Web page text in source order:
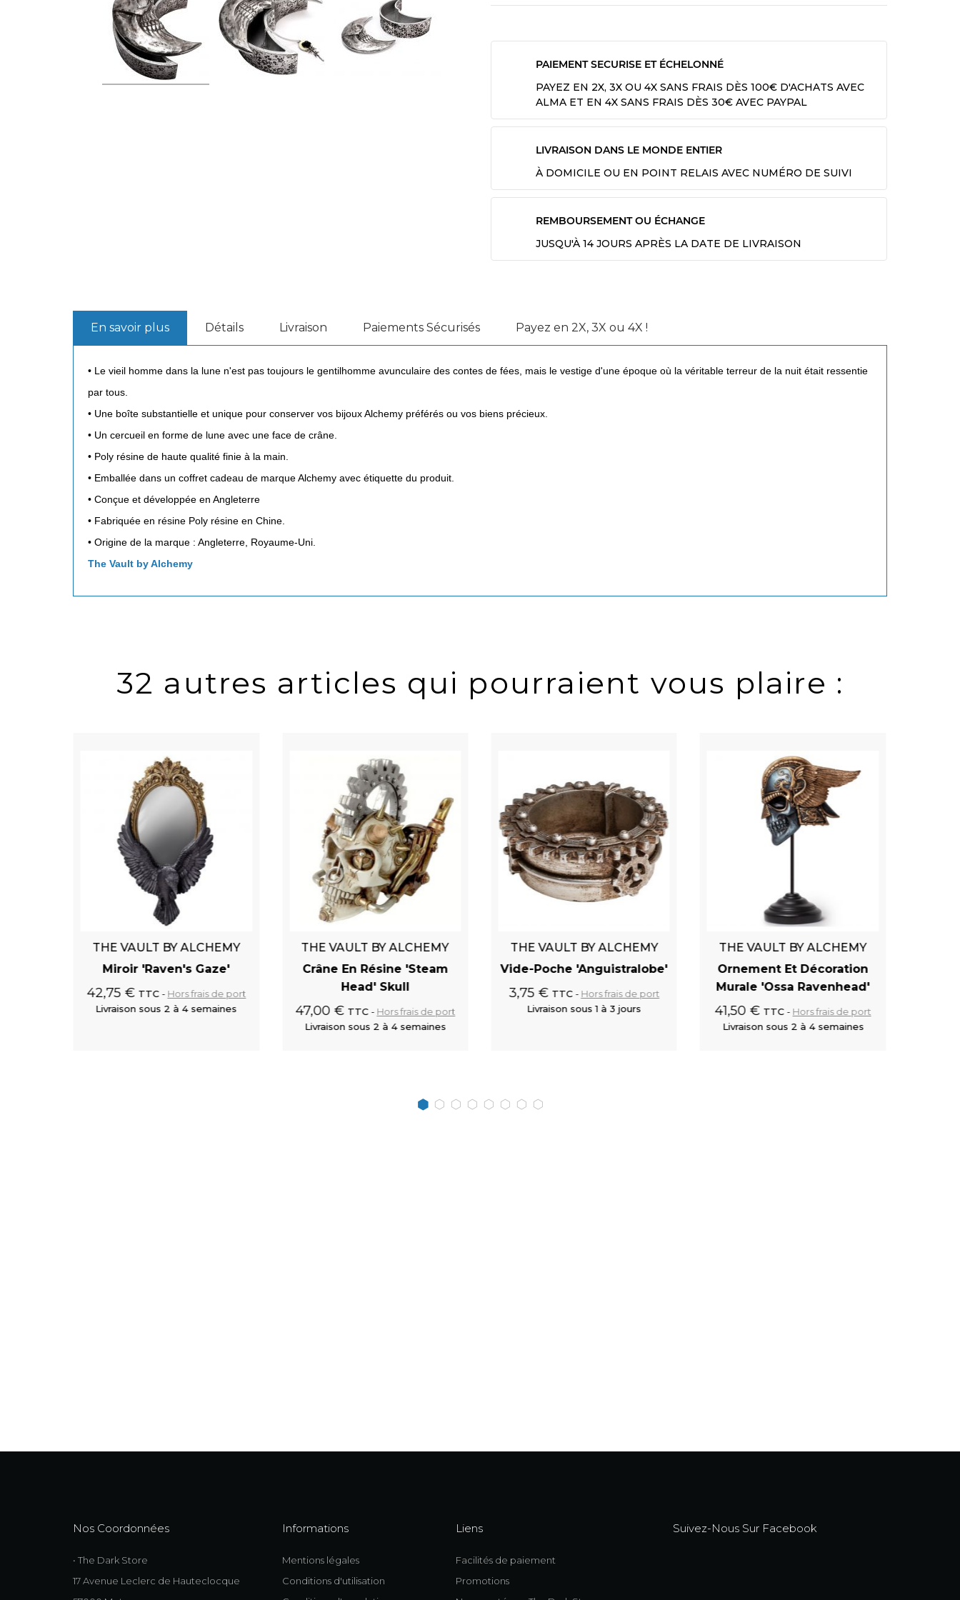
PAIEMENT SECURISE ET ÉCHELONNÉ
PAYEZ EN 2X, 3X OU 4X SANS FRAIS DÈS 100€ D'ACHATS AVEC
ALMA ET EN 4X SANS FRAIS DÈS 30€ AVEC PAYPAL
LIVRAISON DANS LE MONDE ENTIER
À DOMICILE OU EN POINT RELAIS AVEC NUMÉRO DE SUIVI
REMBOURSEMENT OU ÉCHANGE
JUSQU'À 14 JOURS APRÈS LA DATE DE LIVRAISON
En savoir plus Détails Livraison Paiements Sécurisés Payez en 2X, 3X ou 4X !
• Le vieil homme dans la lune n'est pas toujours le gentilhomme avunculaire des contes de fées, mais le vestige d'une époque où la véritable terreur de la nuit était ressentie
par tous.
• Une boîte substantielle et unique pour conserver vos bijoux Alchemy préférés ou vos biens précieux.
• Un cercueil en forme de lune avec une face de crâne.
• Poly résine de haute qualité finie à la main.
• Emballée dans un coffret cadeau de marque Alchemy avec étiquette du produit.
• Conçue et développée en Angleterre
• Fabriquée en résine Poly résine en Chine.
• Origine de la marque : Angleterre, Royaume-Uni.
The Vault by Alchemy
32 autres articles qui pourraient vous plaire :
THE VAULT BY ALCHEMY
Miroir 'Raven's Gaze'
42,75 € TTC
Hors frais de port
Livraison sous 2 à 4 semaines
THE VAULT BY ALCHEMY
Crâne En Résine 'Steam
Head' Skull
47,00 € TTC
Hors frais de port
Livraison sous 2 à 4 semaines
THE VAULT BY ALCHEMY
Vide-Poche 'Anguistralobe'
3,75 € TTC
Hors frais de port
Livraison sous 1 à 3 jours
THE VAULT BY ALCHEMY
Ornement Et Décoration
Murale 'Ossa Ravenhead'
41,50 € TTC
Hors frais de port
Livraison sous 2 à 4 semaines
Nos Coordonnées
• The Dark Store
17 Avenue Leclerc de Hauteclocque
Informations
Mentions légales
Conditions d'utilisation
Liens
Facilités de paiement
Promotions
Suivez-Nous Sur Facebook